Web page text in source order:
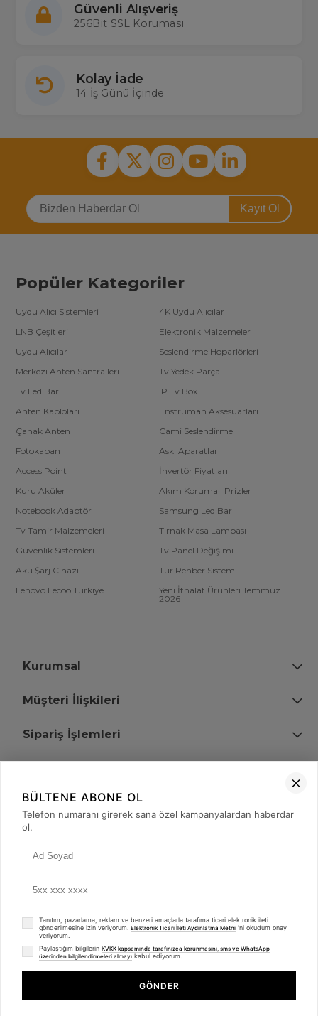
Güvenli Alışveriş
256Bit SSL Koruması
Kolay İade
14 İş Günü İçinde
Kayıt Ol
Popüler Kategoriler
Uydu Alıcı Sistemleri
4K Uydu Alıcılar
LNB Çeşitleri
Elektronik Malzemeler
Uydu Alıcılar
Seslendirme Hoparlörleri
Merkezi Anten Santralleri
Tv Yedek Parça
Tv Led Bar
IP Tv Box
Anten Kabloları
Enstrüman Aksesuarları
Çanak Anten
Cami Seslendirme
Fotokapan
Askı Aparatları
Access Point
İnvertör Fiyatları
Kuru Aküler
Akım Korumalı Prizler
Notebook Adaptör
Samsung Led Bar
Tv Tamir Malzemeleri
Tırnak Masa Lambası
Güvenlik Sistemleri
Tv Panel Değişimi
Akü Şarj Cihazı
Tur Rehber Sistemi
Lenovo Lecoo Türkiye
Yeni İthalat Ürünleri Temmuz
2026
Kurumsal
Müşteri İlişkileri
Sipariş İşlemleri
+90 (850) 473 08 08
© 2008 - 2026merterelektronik.com
- Tüm Hakları Saklıdır. Kredi kartı bilgileriniz 256bit SSL sertifikası ile
Whatsapp
BÜLTENE ABONE OL
Telefon numaranı girerek sana özel kampanyalardan haberdar
ol.
Tanıtım, pazarlama, reklam ve benzeri amaçlarla tarafıma ticari elektronik ileti
gönderilmesine izin veriyorum. Elektronik Ticari İleti Aydınlatma Metni 'ni okudum onay
veriyorum.
Paylaştığım bilgilerin KVKK kapsamında tarafınızca korunmasını, sms ve WhatsApp
üzerinden bilgilendirmeleri almayı kabul ediyorum.
GÖNDER